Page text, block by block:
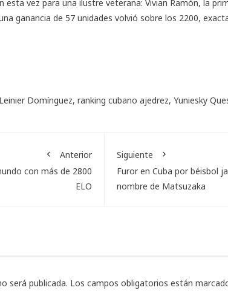
vez para una ilustre veterana: Vivian Ramón, la
ganancia de 57 unidades volvió sobre los 2200,
Leinier Domínguez, ranking cubano ajedrez, Yuniesky
Anterior
con más de 2800
ELO
Siguiente
Furor en Cuba por béisbol
nombre de Matsuzaka
será publicada. Los campos obligatorios están